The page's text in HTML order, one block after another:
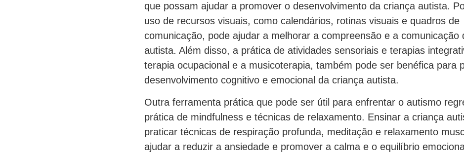
que possam ajudar a promover o desenvolvimento da criança autista.
uso de recursos visuais, como calendários, rotinas visuais e quadros de
comunicação, pode ajudar a melhorar a compreensão e a comunicação
autista. Além disso, a prática de atividades sensoriais e terapias
terapia ocupacional e a musicoterapia, também pode ser benéfica para
desenvolvimento cognitivo e emocional da criança autista.
Outra ferramenta prática que pode ser útil para enfrentar o autismo
prática de mindfulness e técnicas de relaxamento. Ensinar a criança
praticar técnicas de respiração profunda, meditação e relaxamento
ajudar a reduzir a ansiedade e promover a calma e o equilíbrio